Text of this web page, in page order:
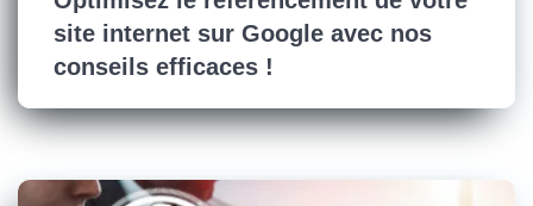
site internet sur Google avec nos
conseils efficaces !